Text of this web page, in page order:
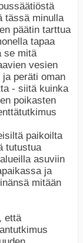
tässä minulla
päätin tarttua
tapaa
se mitä
vesien
peräti oman
- siitä kuinka
poikasten
paikoilta
tutustua
asuviin
ja
mitään
että